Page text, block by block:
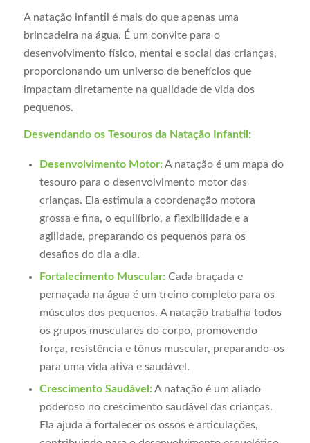
A natação infantil é mais do que apenas uma
brincadeira na água. É um convite para o
desenvolvimento físico, mental e social das crianças,
proporcionando um universo de benefícios que
impactam diretamente na qualidade de vida dos
pequenos.
Desvendando os Tesouros da Natação Infantil:
Desenvolvimento Motor:A natação é um mapa do
tesouro para o desenvolvimento motor das
crianças. Ela estimula a coordenação motora
grossa e fina, o equilíbrio, a flexibilidade e a
agilidade, preparando os pequenos para os
desafios do dia a dia.
Fortalecimento Muscular:Cada braçada e
pernaçada na água é um treino completo para os
músculos dos pequenos. A natação trabalha todos
os grupos musculares do corpo, promovendo
força, resistência e tônus muscular, preparando-os
para uma vida ativa e saudável.
Crescimento Saudável:A natação é um aliado
poderoso no crescimento saudável das crianças.
Ela ajuda a fortalecer os ossos e articulações,